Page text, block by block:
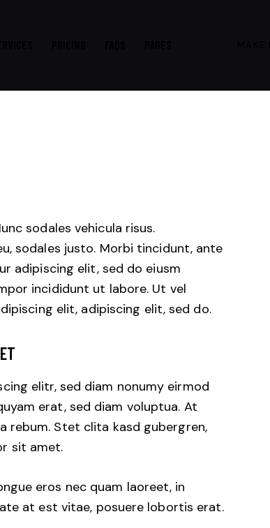
sodales vehicula risus.
sodales justo. Morbi tincidunt, ante
adipiscing elit, sed do eiusm
incididunt ut labore. Ut vel
elit, adipiscing elit, sed do.
elitr, sed diam nonumy eirmod
erat, sed diam voluptua. At
rebum. Stet clita kasd gubergren,
sit amet.
eros nec quam laoreet, in
at est vitae, posuere lobortis erat.